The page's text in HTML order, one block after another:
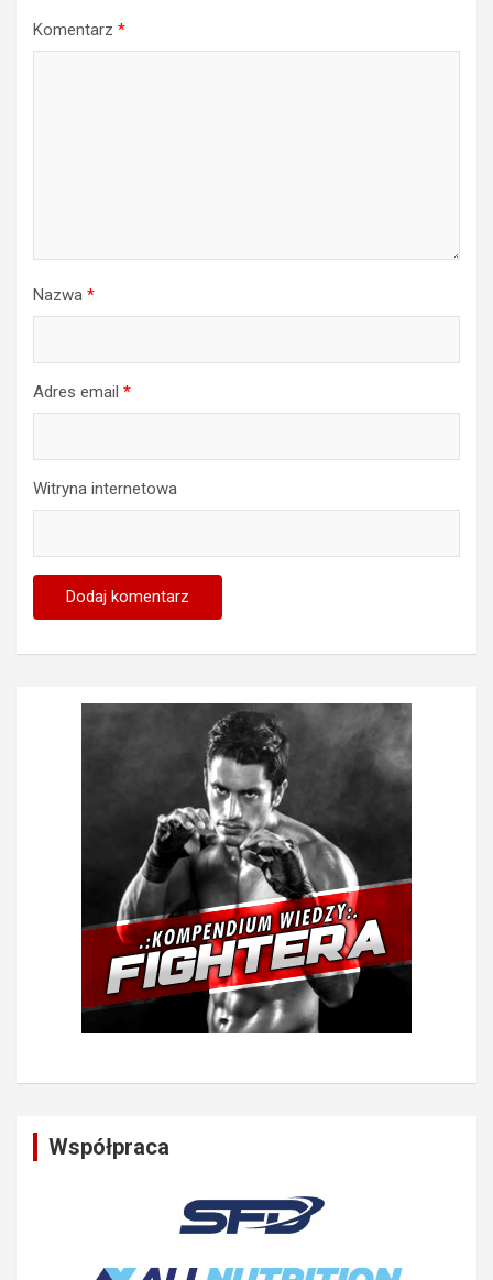
Komentarz *
Nazwa *
Adres email *
Witryna internetowa
Współpraca